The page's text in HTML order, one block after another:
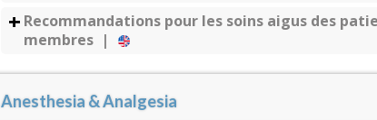
Recommandations pour les soins aigus des
membres |
Anesthesia & Analgesia